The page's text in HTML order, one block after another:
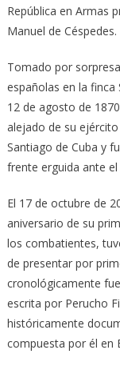
República en Armas
Manuel de Céspedes.
Tomado por
españolas en la finca
12 de agosto de
alejado de su
Santiago de Cuba y
frente erguida ante
El 17 de octubre de
aniversario de su
los combatientes,
de presentar por
cronológicamente
escrita por Perucho
históricamente
compuesta por él en